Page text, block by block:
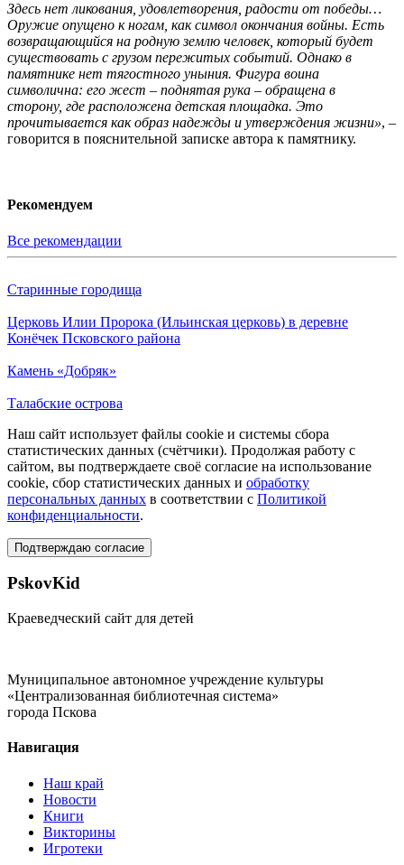
Здесь нет ликования, удовлетворения, радости oт победы…
Оружие опущено к ногам, как символ окончания войны. Есть
возвращающийся на родную землю человек, который будет
существовать с грузом пережитых событий. Однако в
памятнике нет тягостного уныния. Фигура воина
символична: его жест – поднятая рука – обращена в
сторону, где расположена детская площадка. Это
прочитывается как образ надежды и утверждения жизни», –
говорится в пояснительной записке автора к памятнику.
Рекомендуем
Все рекомендации
Старинные городища
Церковь Илии Пророка (Ильинская церковь) в деревне
Конёчек Псковского района
Камень «Добряк»
Талабские острова
Наш сайт использует файлы cookie и системы сбора
статистических данных (счётчики). Продолжая работу с
сайтом, вы подтверждаете своё согласие на использование
cookie, сбор статистических данных и обработку
персональных данных в соответствии с Политикой
конфиденциальности.
Подтверждаю согласие
PskovKid
Краеведческий сайт для детей
Муниципальное автономное учреждение культуры
«Централизованная библиотечная система»
города Пскова
Навигация
Наш край
Новости
Книги
Викторины
Игротеки